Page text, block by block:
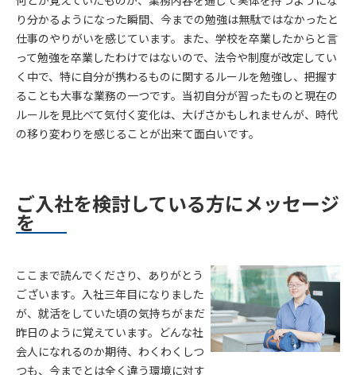
り分かるようになった瞬間、今までの勉強は無駄ではなかったと
仕事のやりがいを感じています。また、学校を卒業したからと言
って勉強を卒業したわけではないので、法令や制度が改定してい
く中で、特に自分が携わるものに関するルールを勉強し、把握す
ることも大事な業務の一つです。当初自分が習ったものと現在の
ルールを見比べて気付く変化は、大げさかもしれませんが、時代
の移り変わりを感じることが出来て面白いです。
ご入社を検討している方にメッセージ
を
ここまで読んでくださり、ありがとう
ございます。入社三年目になりました
が、就活をしていた頃の気持ちがまだ
昨日のように覚えています。どんな社
会人になれるのか期待、わくわくしつ
つも、今までとは全く違う環境に対す